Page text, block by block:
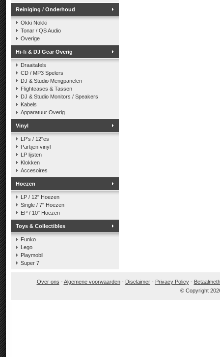
Reiniging / Onderhoud
Okki Nokki
Tonar / QS Audio
Overige
Hi-fi & DJ Gear Overig
Draaitafels
CD / MP3 Spelers
DJ & Studio Mengpanelen
Flightcases & Tassen
DJ & Studio Monitors / Speakers
Kabels
Apparatuur Overig
Vinyl
LP's / 12"es
Partijen vinyl
LP lijsten
Klokken
Accesoires
Hoezen
LP / 12" Hoezen
Single / 7" Hoezen
EP / 10" Hoezen
Toys & Collectibles
Funko
Lego
Playmobil
Super 7
Over ons -Algemene voorwaarden- Disclaimer- Privacy Policy-
© Copyright